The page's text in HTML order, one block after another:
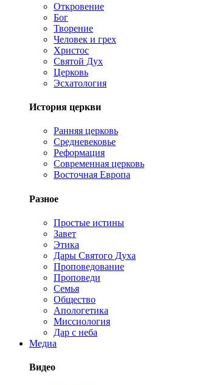
Откровение
Бог
Творение
Человек и грех
Христос
Святой Дух
Церковь
Эсхатология
История церкви
Ранняя церковь
Средневековье
Реформация
Современная церковь
Восточная Европа
Разное
Простые истины
Завет
Этика
Дары Святого Духа
Проповедование
Проповеди
Семья
Общество
Апологетика
Миссиология
Дар с неба
Медиа
Видео